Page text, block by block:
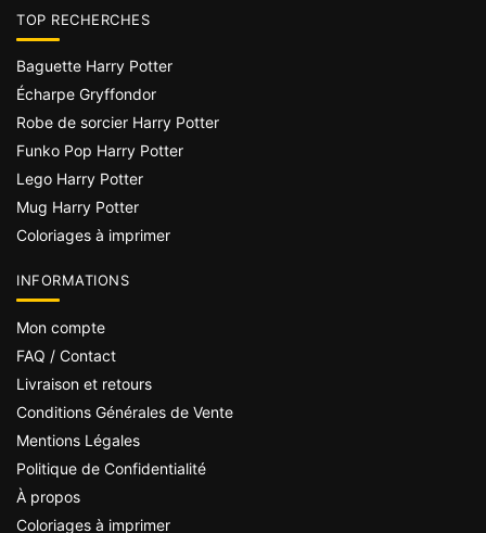
TOP RECHERCHES
Baguette Harry Potter
Écharpe Gryffondor
Robe de sorcier Harry Potter
Funko Pop Harry Potter
Lego Harry Potter
Mug Harry Potter
Coloriages à imprimer
INFORMATIONS
Mon compte
FAQ / Contact
Livraison et retours
Conditions Générales de Vente
Mentions Légales
Politique de Confidentialité
À propos
Coloriages à imprimer